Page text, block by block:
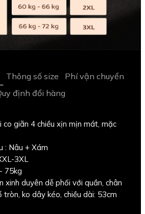
Thông số size
Phí vận chuyển
định đổi hàng
co giãn 4 chiều xịn mịn mát, mặc
: Nâu + Xám
3XL
75kg
xinh duyên dễ phối với quần, chân
tròn, ko dây kéo, chiều dài: 53cm